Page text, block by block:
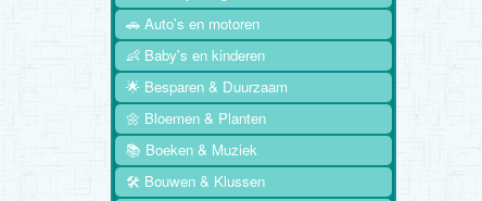
🚗 Auto's en motoren
👶 Baby's en kinderen
🌟 Besparen & Duurzaam
🌼 Bloemen & Planten
📚 Boeken & Muziek
🛠️ Bouwen & Klussen